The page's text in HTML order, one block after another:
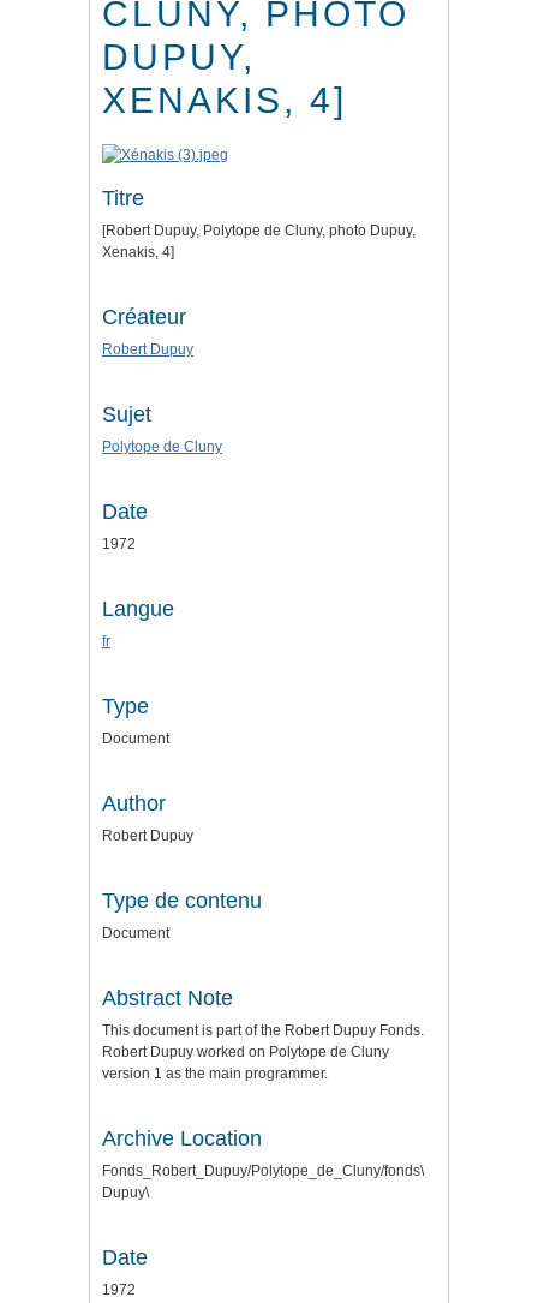
CLUNY, PHOTO
DUPUY,
XENAKIS, 4]
Titre
[Robert Dupuy, Polytope de Cluny, photo Dupuy,
Xenakis, 4]
Créateur
Robert Dupuy
Sujet
Polytope de Cluny
Date
1972
Langue
fr
Type
Document
Author
Robert Dupuy
Type de contenu
Document
Abstract Note
This document is part of the Robert Dupuy Fonds.
Robert Dupuy worked on Polytope de Cluny
version 1 as the main programmer.
Archive Location
Fonds_Robert_Dupuy/Polytope_de_Cluny/fonds\
Dupuy\
Date
1972